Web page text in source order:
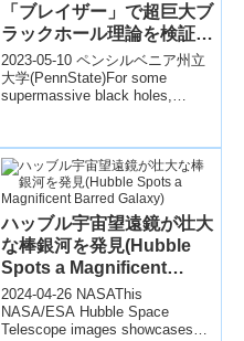
「ブレイザー」で超巨大ブ
ラックホール理論を検証す
る(Testing a theory of
supermassive black
holes with 100 newly
2023-05-10 ペンシルベニア州立
大学(PennState)For some
supermassive black holes,
ハッブル宇宙望遠鏡が壮大
な棒銀河を発見(Hubble
Spots a Magnificent
Barred Galaxy)
2024-04-26 NASAThis
NASA/ESA Hubble Space
Telescope images showcases